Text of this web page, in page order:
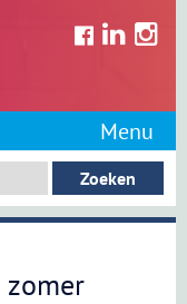
Menu